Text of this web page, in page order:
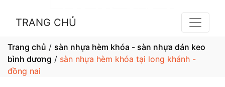
TRANG CHỦ
Trang chủ / sàn nhựa hèm khóa - sàn nhựa dán keo
bình dương / sàn nhựa hèm khóa tại long khánh -
đồng nai